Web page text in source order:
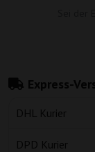
Express-
DHL Kurier
DPD Kurier